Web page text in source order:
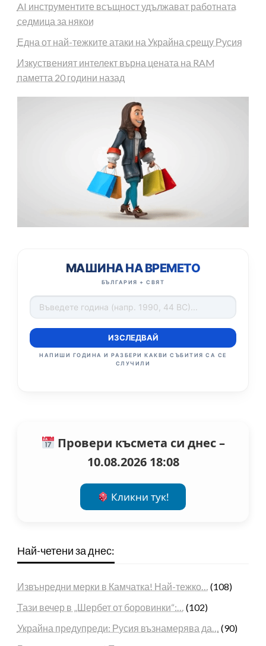
AI инструментите всъщност удължават работната
седмица за някои
Една от най-тежките атаки на Украйна срещу Русия
Изкуственият интелект върна цената на RAM
паметта 20 години назад
МАШИНА НА ВРЕМЕТО
БЪЛГАРИЯ + СВЯТ
ИЗСЛЕДВАЙ
НАПИШИ ГОДИНА И РАЗБЕРИ КАКВИ СЪБИТИЯ СА СЕ
СЛУЧИЛИ
Провери късмета си днес –
10.08.2026 18:08
Кликни тук!
Най-четени за днес:
Извънредни мерки в Камчатка! Най-тежко… (108)
Тази вечер в „Шербет от боровинки“:… (102)
Украйна предупреди: Русия възнамерява да… (90)